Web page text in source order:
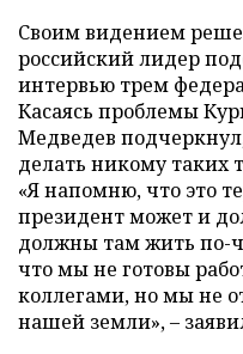
Своим видением
российский лидер
интервью трем
Касаясь проблемы
Медведев
делать никому таких
«Я напомню, что это
президент может и
должны там жить по-
что мы не готовы
коллегами, но мы не
нашей земли», –